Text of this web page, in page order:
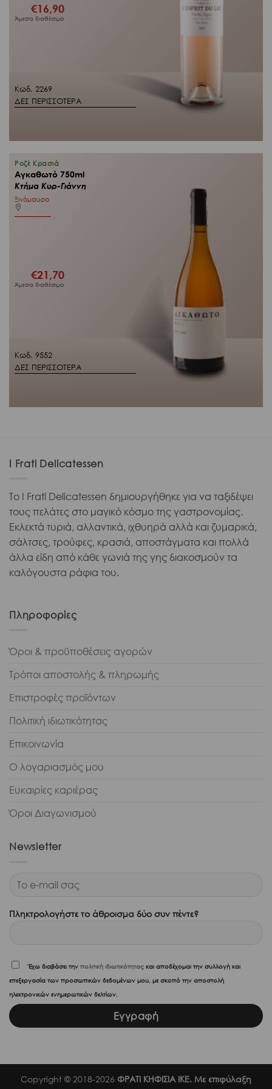
Κωδ. 2269
ΔΕΣ ΠΕΡΙΣΣΟΤΕΡΑ
€16,90
Άμεσα διαθέσιμο
Κωδ. 9552
ΔΕΣ ΠΕΡΙΣΣΟΤΕΡΑ
Ροζέ Κρασιά
Αγκαθωτό 750ml
Κτήμα Κυρ-Γιάννη
Ξινόμαυρο
€21,70
Άμεσα διαθέσιμο
I Frati Delicatessen
Το I Frati Delicatessen δημιουργήθηκε για να ταξιδέψει
τους πελάτες στο μαγικό κόσμο της γαστρονομίας.
Εκλεκτά τυριά, αλλαντικά, ιχθυηρά αλλά και ζυμαρικά,
σάλτσες, τρούφες, κρασιά, αποστάγματα και πολλά
άλλα είδη από κάθε γωνιά της γης διακοσμούν τα
καλόγουστα ράφια του.
Πληροφορίες
Όροι & προϋποθέσεις αγορών
Τρόποι αποστολής & πληρωμής
Επιστροφές προϊόντων
Πολιτική ιδιωτικότητας
Επικοινωνία
Ο λογαριασμός μου
Ευκαιρίες καριέρας
Όροι Διαγωνισμού
Newsletter
Πληκτρολογήστε το άθροισμα δύο συν πέντε?
'Εχω διαβάσει την πολιτική ιδιωτικότητας και αποδέχομαι την συλλογή και
επεξεργασία των προσωπικών δεδομένων μου, με σκοπό την αποστολή
ηλεκτρονικών ενημερωτικών δελτίων.
Copyright © 2018-2026 ΦΡΑΤΙ ΚΗΦΙΣΙΑ ΙΚΕ. Με επιφύλαξη